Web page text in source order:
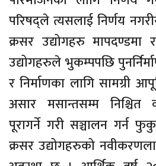
परिषद्ले त्यसलाई निर्णय
क्रसर उद्योगहरु
उद्योगहरुले भुकम्पपछि
र निर्माणका लागि सामग्री
असार मसान्तसम्म निश्चित
पूरागर्ने गरी सञ्चालन गर्न
क्रसर उद्योगहरुको